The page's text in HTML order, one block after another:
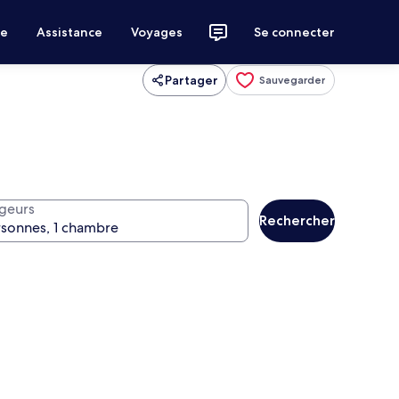
Assistance Voyages Se connecter
Partager Sauvegarder
Rechercher